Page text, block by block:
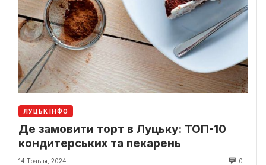
ЛУЦЬК ІНФО
Де замовити торт в Луцьку: ТОП-10
кондитерських та пекарень
14 Травня, 2024 0